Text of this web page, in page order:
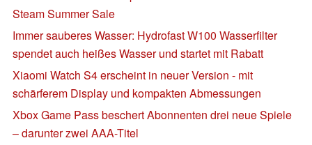
Steam Summer Sale
Immer sauberes Wasser: Hydrofast W100 Wasserfilter
spendet auch heißes Wasser und startet mit Rabatt
Xiaomi Watch S4 erscheint in neuer Version - mit
schärferem Display und kompakten Abmessungen
Xbox Game Pass beschert Abonnenten drei neue Spiele
– darunter zwei AAA-Titel